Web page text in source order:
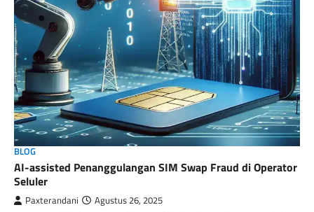
BLOG
AI-assisted Penanggulangan SIM Swap Fraud di Operator
Seluler
Paxterandani Agustus 26, 2025